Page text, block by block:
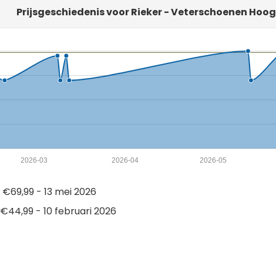
Prijsgeschiedenis voor Rieker - Veterschoenen Hoog
2026-05
2026-04
2026-03
€69,99 - 13 mei 2026
€44,99 - 10 februari 2026